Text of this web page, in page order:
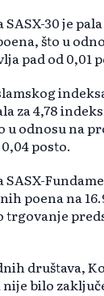
30 je
što u
pad od 0,01
za 4,78
u odnosu na
posto.
poena na
trgovanje
društava,
bilo